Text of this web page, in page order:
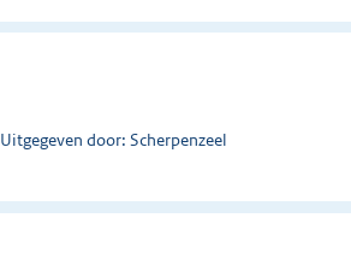
Uitgegeven door: Scherpenzeel